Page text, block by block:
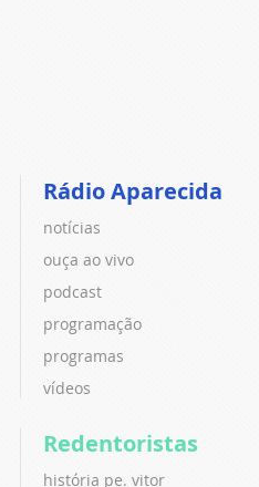
Rádio Aparecida
notícias
ouça ao vivo
podcast
programação
programas
vídeos
Redentoristas
história pe. vitor